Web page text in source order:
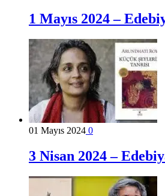
1 Mayıs 2024 –
01 Mayıs 2024 0
3 Nisan 2024 –